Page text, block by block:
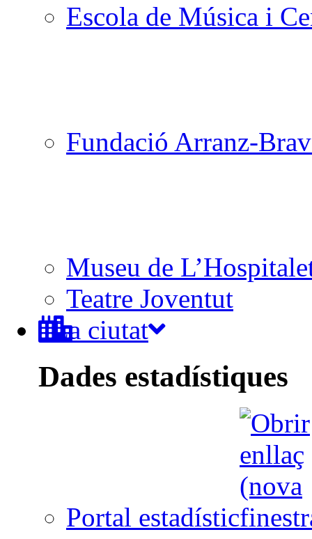
Escola de Música i
Fundació Arranz-
Museu de
Teatre Joventut
La ciutat
Dades estadístiques
Portal estadístic